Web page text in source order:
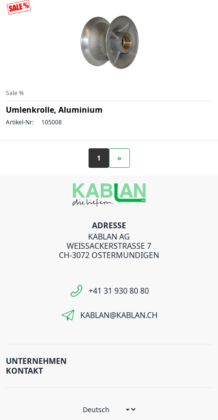
Sale %
Umlenkrolle, Aluminium
Artikel-Nr: 105008
1 »
ADRESSE
KABLAN AG
WEISSACKERSTRASSE 7
CH-3072 OSTERMUNDIGEN
+41 31 930 80 80
KABLAN@KABLAN.CH
UNTERNEHMEN
KONTAKT